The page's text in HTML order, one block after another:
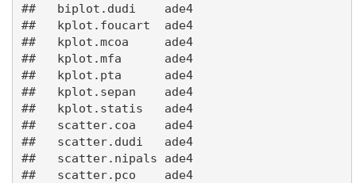
##   biplot.dudi    ade4
##   kplot.foucart  ade4
##   kplot.mcoa     ade4
##   kplot.mfa      ade4
##   kplot.pta      ade4
##   kplot.sepan    ade4
##   kplot.statis   ade4
##   scatter.coa    ade4
##   scatter.dudi   ade4
##   scatter.nipals ade4
##   scatter.pco    ade4